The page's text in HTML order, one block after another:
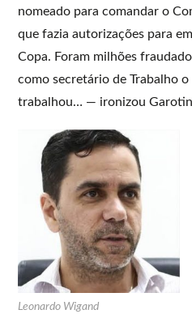
nomeado para comandar o
que fazia autorizações para
Copa. Foram milhões
como secretário de Trabalho
trabalhou… — ironizou
Leonardo Wigand